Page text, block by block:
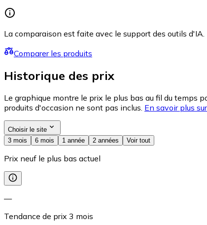
La comparaison est faite avec le support des outils d'IA.
Comparer les produits
Historique des prix
Le graphique montre le prix le plus bas au fil du temps
produits d'occasion ne sont pas inclus. En savoir plus
Choisir le site
3 mois
6 mois 1 année 2 années Voir tout
Prix neuf le plus bas actuel
—
Tendance de prix 3 mois